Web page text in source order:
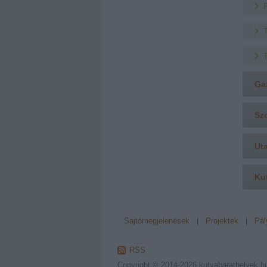
Sajtómegjelenések Projektek
RSS
Copyright © 2014-2026